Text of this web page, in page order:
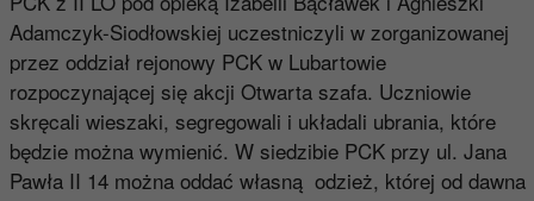
Adamczyk-Siodłowskiej uczestniczyli w zorganizowanej
przez oddział rejonowy PCK w Lubartowie
rozpoczynającej się akcji Otwarta szafa. Uczniowie
skręcali wieszaki, segregowali i układali ubrania, które
będzie można wymienić. W siedzibie PCK przy ul. Jana
Pawła II 14 można oddać własną odzież, której od dawna